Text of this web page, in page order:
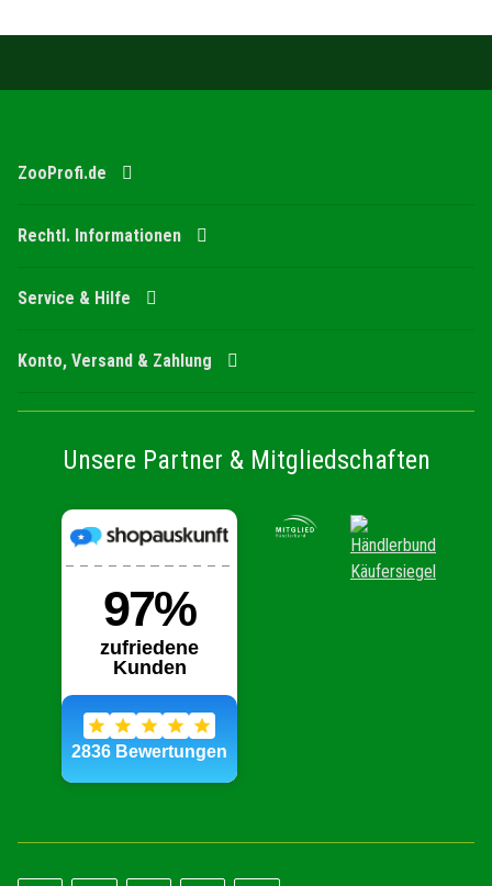
ZooProfi.de
Rechtl. Informationen
Service & Hilfe
Konto, Versand & Zahlung
Unsere Partner & Mitgliedschaften